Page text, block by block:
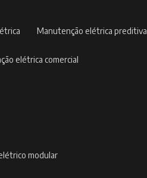
manutenção elétrica preditiva
elétrica comercial
elétrico modular